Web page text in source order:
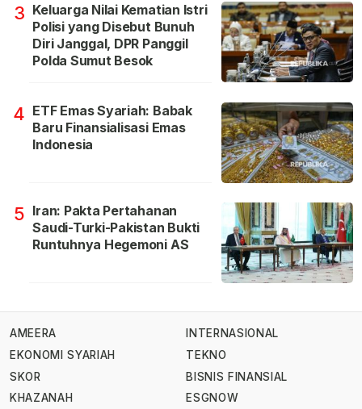
3 Keluarga Nilai Kematian Istri
Polisi yang Disebut Bunuh
Diri Janggal, DPR Panggil
Polda Sumut Besok
4 ETF Emas Syariah: Babak
Baru Finansialisasi Emas
Indonesia
5 Iran: Pakta Pertahanan
Saudi-Turki-Pakistan Bukti
Runtuhnya Hegemoni AS
AMEERA
EKONOMI SYARIAH
SKOR
KHAZANAH
INTERNASIONAL
TEKNO
BISNIS FINANSIAL
ESGNOW